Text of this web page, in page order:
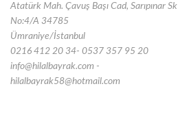
Atatürk Mah. Çavuş Başı Cad, Sarıpınar Sk
No:4/A 34785
Ümraniye/İstanbul
0216 412 20 34- 0537 357 95 20
info@hilalbayrak.com -
hilalbayrak58@hotmail.com